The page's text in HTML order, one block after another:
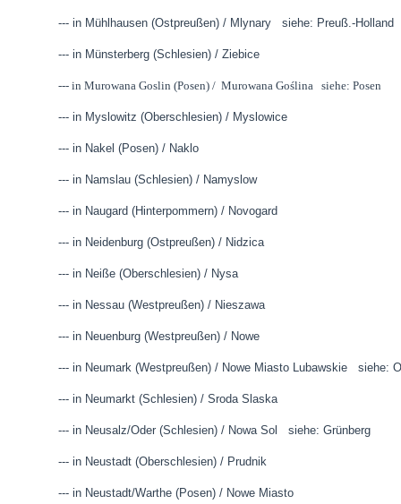
--- in Mühlhausen (Ostpreußen) / Mlynary siehe: Preuß.-
--- in Münsterberg (Schlesien) / Ziebice
--- in Murowana Goslin (Posen) / Murowana Goślina siehe: Posen
--- in Myslowitz (Oberschlesien) / Myslowice
--- in Nakel (Posen) / Naklo
--- in Namslau (Schlesien) / Namyslow
--- in Naugard (Hinterpommern) / Novogard
--- in Neidenburg (Ostpreußen) / Nidzica
--- in Neiße (Oberschlesien) / Nysa
--- in Nessau (Westpreußen) / Nieszawa
--- in Neuenburg (Westpreußen) / Nowe
--- in Neumark (Westpreußen) / Nowe Miasto Lubawskie siehe:
--- in Neumarkt (Schlesien) / Sroda Slaska
--- in Neusalz/Oder (Schlesien) / Nowa Sol siehe: Grünberg
--- in Neustadt (Oberschlesien) / Prudnik
--- in Neustadt/Warthe (Posen) / Nowe Miasto